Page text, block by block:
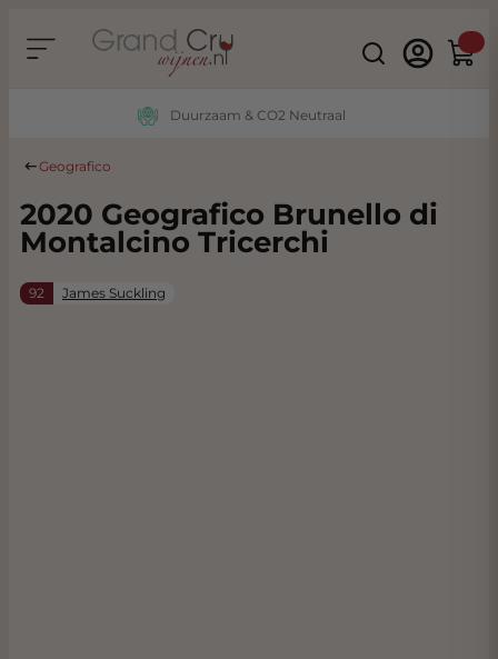
Search
Duurzaam & CO2 Neutraal
Geografico
2020 Geografico Brunello di
Montalcino Tricerchi
92 James Suckling